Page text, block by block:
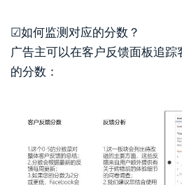
☑如何监测对应的分数？
广告主可以在客户反馈面板追
的分数：